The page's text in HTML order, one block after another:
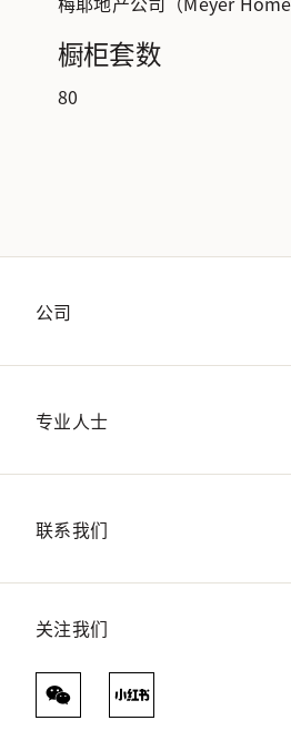
橱柜套数
80
公司
专业人士
联系我们
关注我们